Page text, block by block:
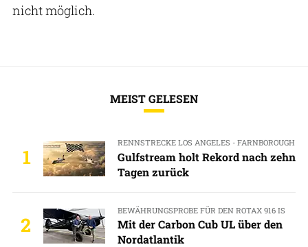
nicht möglich.
MEIST GELESEN
1
RENNSTRECKE LOS ANGELES - FARNBOROUGH
Gulfstream holt Rekord nach zehn
Tagen zurück
2
BEWÄHRUNGSPROBE FÜR DEN ROTAX 916 IS
Mit der Carbon Cub UL über den
Nordatlantik